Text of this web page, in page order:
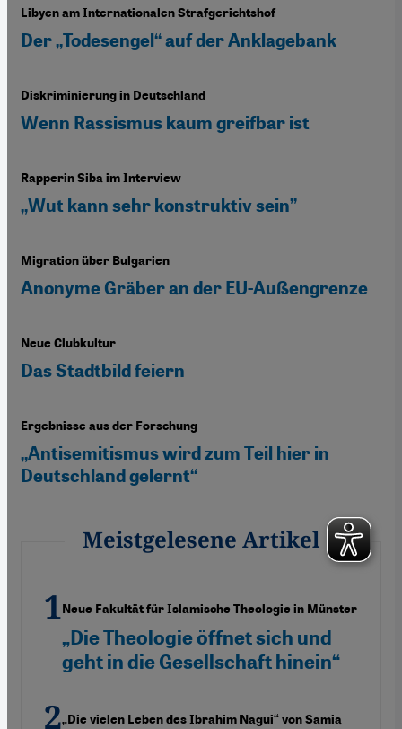
Libyen am Internationalen Strafgerichtshof
Der „Todesengel“ auf der Anklagebank
Diskriminierung in Deutschland
Wenn Rassismus kaum greifbar ist
Rapperin Siba im Interview
„Wut kann sehr konstruktiv sein”
Migration über Bulgarien
Anonyme Gräber an der EU-Außengrenze
Neue Clubkultur
Das Stadtbild feiern
Ergebnisse aus der Forschung
„Antisemitismus wird zum Teil hier in
Deutschland gelernt“
Meistgelesene Artikel
Neue Fakultät für Islamische Theologie in Münster
„Die Theologie öffnet sich und
geht in die Gesellschaft hinein“
„Die vielen Leben des Ibrahim Nagui“ von Samia